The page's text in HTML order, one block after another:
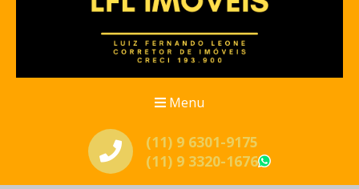
Menu
(11) 9 6301-9175
(11) 9 3320-1676